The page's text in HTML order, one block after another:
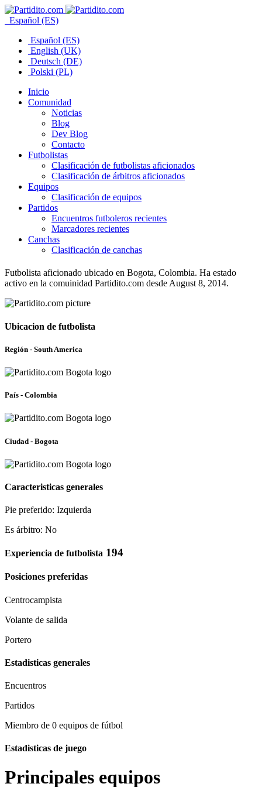
Español (ES)
Español (ES)
English (UK)
Deutsch (DE)
Polski (PL)
Inicio
Comunidad
Noticias
Blog
Dev Blog
Contacto
Futbolistas
Clasificación de futbolistas aficionados
Clasificación de árbitros aficionados
Equipos
Clasificación de equipos
Partidos
Encuentros futboleros recientes
Marcadores recientes
Canchas
Clasificación de canchas
Futbolista aficionado ubicado en Bogota, Colombia. Ha estado
activo en la comuinidad Partidito.com desde August 8, 2014.
Ubicacion de futbolista
Región - South America
País - Colombia
Ciudad - Bogota
Caracteristicas generales
Pie preferido: Izquierda
Es árbitro: No
Experiencia de futbolista 194
Posiciones preferidas
Centrocampista
Volante de salida
Portero
Estadisticas generales
Encuentros
Partidos
Miembro de 0 equipos de fútbol
Estadisticas de juego
Principales equipos